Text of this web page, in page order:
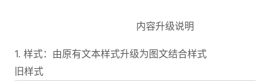
内容升级说明
1. 样式：由原有文本样式升级为图文结合样式
旧样式